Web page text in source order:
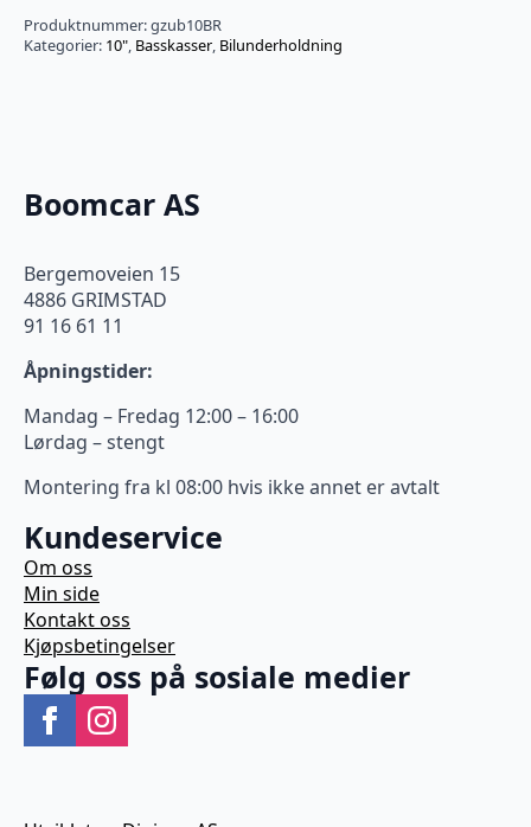
Produktnummer:gzub10BR
Kategorier: 10", Basskasser, Bilunderholdning
Boomcar AS
Bergemoveien 15
4886 GRIMSTAD
91 16 61 11
Åpningstider:
Mandag – Fredag 12:00 – 16:00
Lørdag – stengt
Montering fra kl 08:00 hvis ikke annet er avtalt
Kundeservice
Om oss
Min side
Kontakt oss
Kjøpsbetingelser
Følg oss på sosiale medier